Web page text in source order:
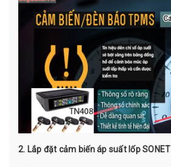
2. Lắp đặt cảm biến áp suất lốp SONET